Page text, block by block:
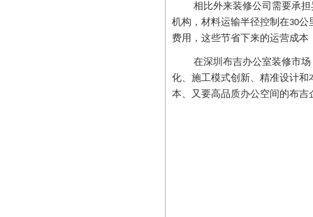
相比外来装修公司需要承
机构，材料运输半径控制在30公
费用，这些节省下来的运营成
在深圳布吉办公室装修市场
化、施工模式创新、精准设计
本、又要高品质办公空间的布